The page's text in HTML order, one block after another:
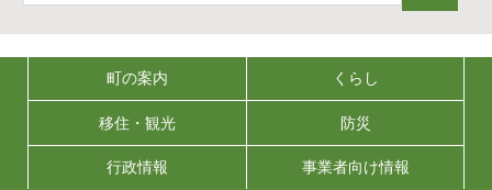
町の案内 くらし
移住・観光 防災
行政情報 事業者向け情報